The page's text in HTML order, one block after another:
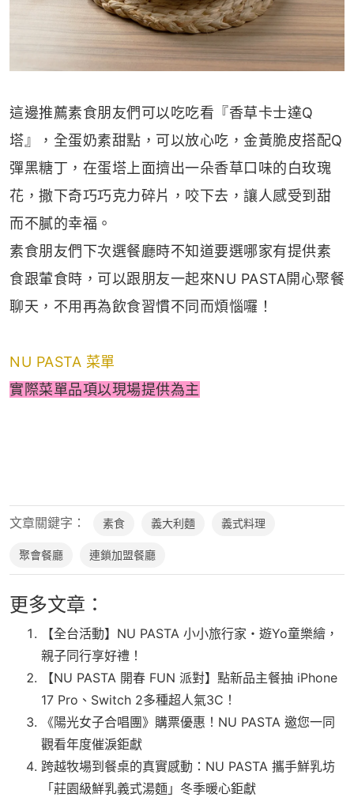
這邊推薦素食朋友們可以吃吃看『香草卡士達Q
塔』，全蛋奶素甜點，可以放心吃，金黃脆皮搭配Q
彈黑糖丁，在蛋塔上面擠出一朵香草口味的白玫瑰
花，撒下奇巧巧克力碎片，咬下去，讓人感受到甜
而不膩的幸福。
素食朋友們下次選餐廳時不知道要選哪家有提供素
食跟葷食時，可以跟朋友一起來NU PASTA開心聚餐
聊天，不用再為飲食習慣不同而煩惱囉！
NU PASTA 菜單
實際菜單品項以現場提供為主
文章關鍵字： 素食 義大利麵 義式料理
聚會餐廳 連鎖加盟餐廳
更多文章：
【全台活動】NU PASTA 小小旅行家・遊Yo童樂繪，
親子同行享好禮！
【NU PASTA 開春 FUN 派對】點新品主餐抽 iPhone
17 Pro、Switch 2多種超人氣3C！
《陽光女子合唱團》購票優惠！NU PASTA 邀您一同
觀看年度催淚鉅獻
跨越牧場到餐桌的真實感動：NU PASTA 攜手鮮乳坊
「莊園級鮮乳義式湯麵」冬季暖心鉅獻